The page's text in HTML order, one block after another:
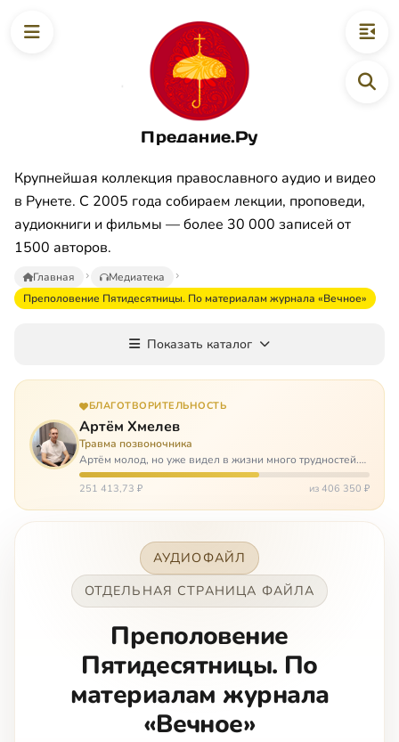
Предание.Ру
Крупнейшая коллекция православного аудио и видео
в Рунете. С 2005 года собираем лекции, проповеди,
аудиокниги и фильмы — более 30 000 записей от
1500 авторов.
Главная
Медиатека
Преполовение Пятидесятницы. По материалам журнала «Вечное»
Показать каталог
БЛАГОТВОРИТЕЛЬНОСТЬ
Артём Хмелев
Травма позвоночника
Артём молод, но уже видел в жизни много трудностей.
Он сирота, привык заботится о себе сам, но, когда
случилось несчастье, и он был парализован – остался на
251 413,73 ₽ из 406 350 ₽
АУДИОФАЙЛ
ОТДЕЛЬНАЯ СТРАНИЦА ФАЙЛА
Преполовение
Пятидесятницы. По
материалам журнала
«Вечное»